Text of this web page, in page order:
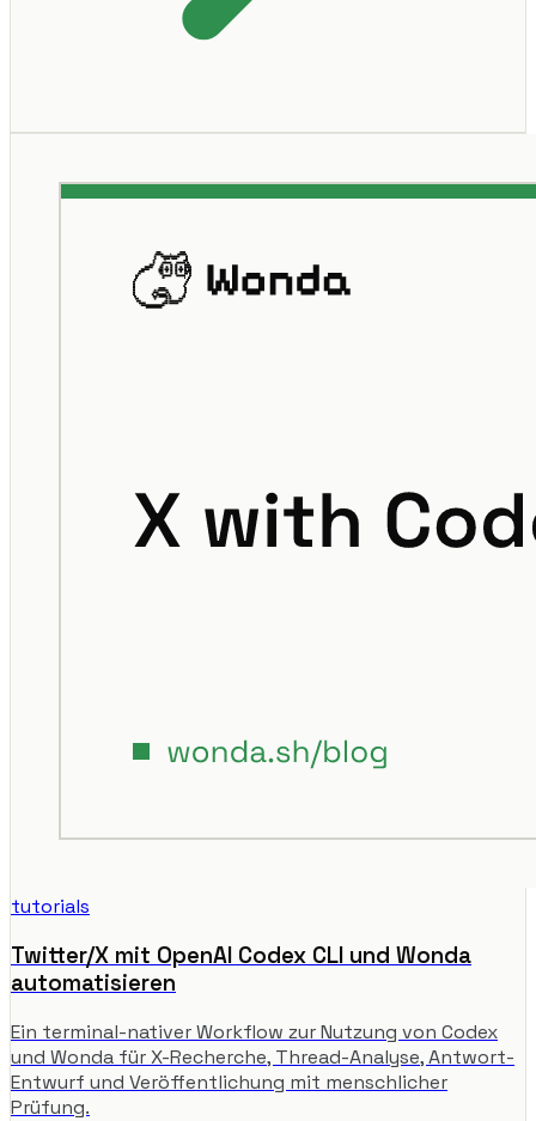
tutorials
Twitter/X mit OpenAI Codex CLI und Wonda
automatisieren
Ein terminal-nativer Workflow zur Nutzung von Codex
und Wonda für X-Recherche, Thread-Analyse, Antwort-
Entwurf und Veröffentlichung mit menschlicher
Prüfung.